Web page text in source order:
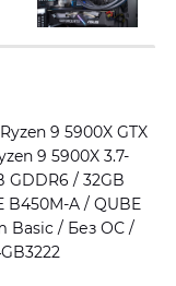
накопителя
+ HDD
9 5900X GTX
9 5900X 3.7-
GDDR6 / 32GB
B450M-A / QUBE
Basic / Без ОС /